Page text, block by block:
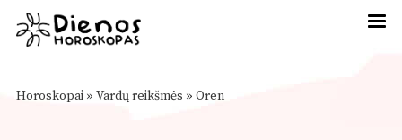
Horoskopai » Vardų reikšmės » Oren